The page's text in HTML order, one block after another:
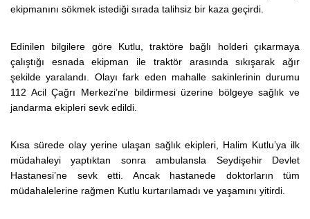
ekipmanını sökmek istediği sırada talihsiz bir kaza geçirdi.
Edinilen bilgilere göre Kutlu, traktöre bağlı holderi çıkarmaya
çalıştığı esnada ekipman ile traktör arasında sıkışarak ağır
şekilde yaralandı. Olayı fark eden mahalle sakinlerinin durumu
112 Acil Çağrı Merkezi’ne bildirmesi üzerine bölgeye sağlık ve
jandarma ekipleri sevk edildi.
Kısa sürede olay yerine ulaşan sağlık ekipleri, Halim Kutlu’ya ilk
müdahaleyi yaptıktan sonra ambulansla Seydişehir Devlet
Hastanesi’ne sevk etti. Ancak hastanede doktorların tüm
müdahalelerine rağmen Kutlu kurtarılamadı ve yaşamını yitirdi.